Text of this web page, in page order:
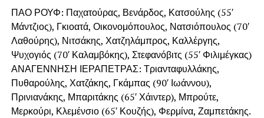
ΠΑΟ ΡΟΥΦ: Παχατούρας, Βενάρδος, Κατσούλης (55′
Μάντζιος), Γκιοατά, Οικονομόπουλος, Νατσιόπουλος (70′
Λαθούρης), Νιτσάκης, Χατζηλάμπρος, Καλλέργης,
Ψυχογιός (70′ Καλαμβόκης), Στεφανόβιτς (55′ Φιλιμέγκας)
ΑΝΑΓΕΝΝΗΣΗ ΙΕΡΑΠΕΤΡΑΣ: Τριανταφυλλάκης,
Πυθαρούλης, Χατζάκης, Γκάμπας (90′ Ιωάννου),
Πρινιανάκης, Μπαριτάκης (65′ Χάιντερ), Μπρούτε,
Μερκούρι, Κλεμένσιο (65′ Κουζής), Φερμίνα, Ζαμπετάκης.